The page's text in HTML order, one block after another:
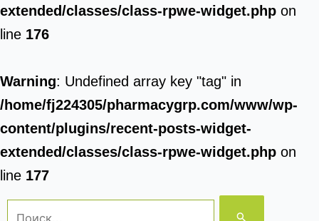
extended/classes/class-rpwe-widget.php on
line 176
Warning: Undefined array key "tag" in
/home/fj224305/pharmacygrp.com/www/wp-
content/plugins/recent-posts-widget-
extended/classes/class-rpwe-widget.php on
line 177
Поиск: